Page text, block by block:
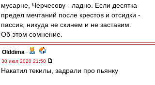
мусарне, Черчесову - ладно. Если десятка
предел мечтаний после крестов и отсидки -
пассив, никуда не скинем и не заставим.
Об этом сомнение.
Olddima -
30 июл 2020 21:50
Накатил текилы, задрали про пьянку